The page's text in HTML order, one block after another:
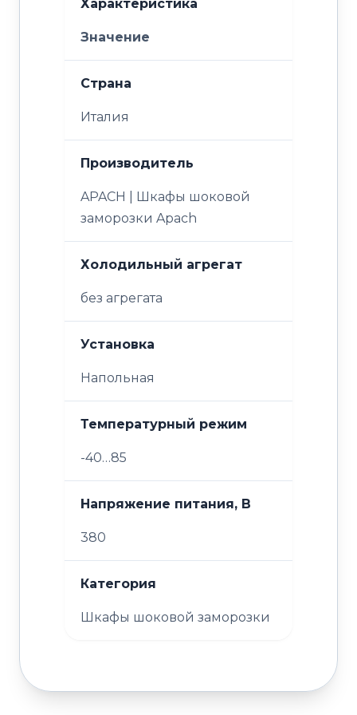
Характеристика
Значение
Страна
Италия
Производитель
APACH | Шкафы шоковой
заморозки Apach
Холодильный агрегат
без агрегата
Установка
Напольная
Температурный режим
-40…85
Напряжение питания, В
380
Категория
Шкафы шоковой заморозки